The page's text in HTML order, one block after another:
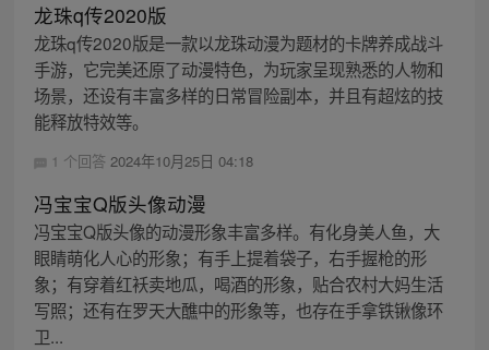
龙珠q传2020版
龙珠q传2020版是一款以龙珠动漫为题材的卡牌养成战斗
手游，它完美还原了动漫特色，为玩家呈现熟悉的人物和
场景，还设有丰富多样的日常冒险副本，并且有超炫的技
能释放特效等。
1 个回答 2024年10月25日 04:18
冯宝宝Q版头像动漫
冯宝宝Q版头像的动漫形象丰富多样。有化身美人鱼，大
眼睛萌化人心的形象；有手上提着袋子，右手握枪的形
象；有穿着红袄卖地瓜，喝酒的形象，贴合农村大妈生活
写照；还有在罗天大醮中的形象等，也存在手拿铁锹像环
卫...